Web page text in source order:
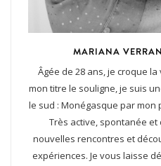
MARIANA
Âgée de 28 ans, je croque
mon titre le souligne, je suis
le sud : Monégasque par mon
Très active, spontanée et
nouvelles rencontres et
expériences. Je vous laisse